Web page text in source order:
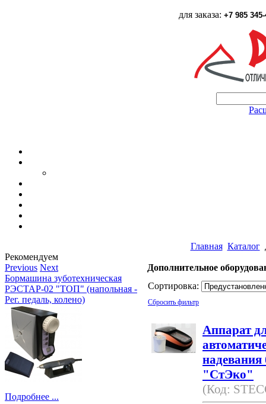
для заказа: +7 985
Главная Каталог
Рекомендуем
Previous Next
Бормашина зуботехническая
РЭСТАР-02 "ТОП" (напольная -
Рег. педаль, колено)
Подробнее ...
Дополнительное
Сортировка:
Сбросить фильтр
Аппарат
надевания
"СтЭко"
(Код: